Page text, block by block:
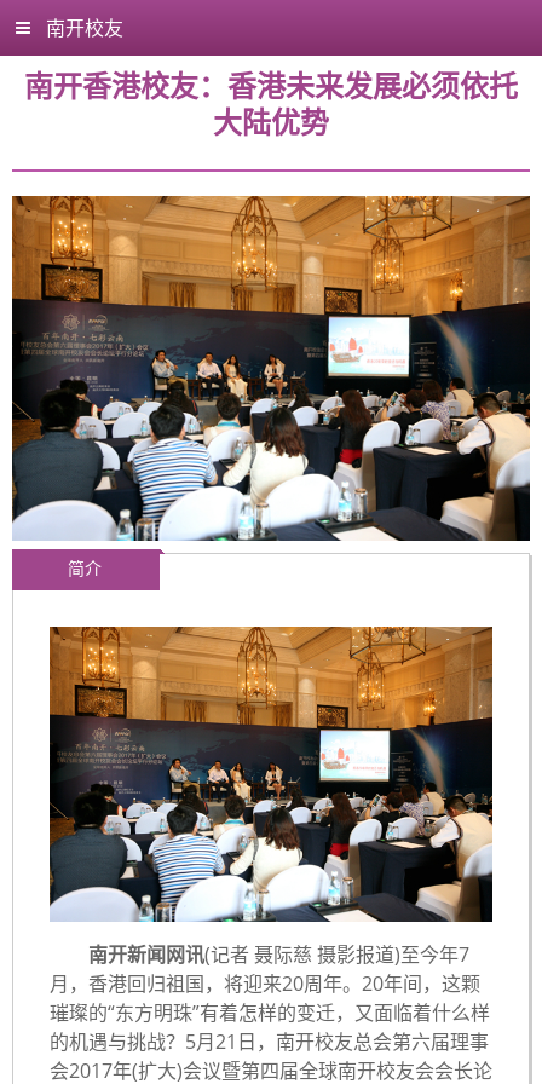
南开校友
南开香港校友：香港未来发展必须依托
大陆优势
简介
南开新闻网讯(记者 聂际慈 摄影报道)至今年7
月，香港回归祖国，将迎来20周年。20年间，这颗
璀璨的“东方明珠”有着怎样的变迁，又面临着什么样
的机遇与挑战？5月21日，南开校友总会第六届理事
会2017年(扩大)会议暨第四届全球南开校友会会长论